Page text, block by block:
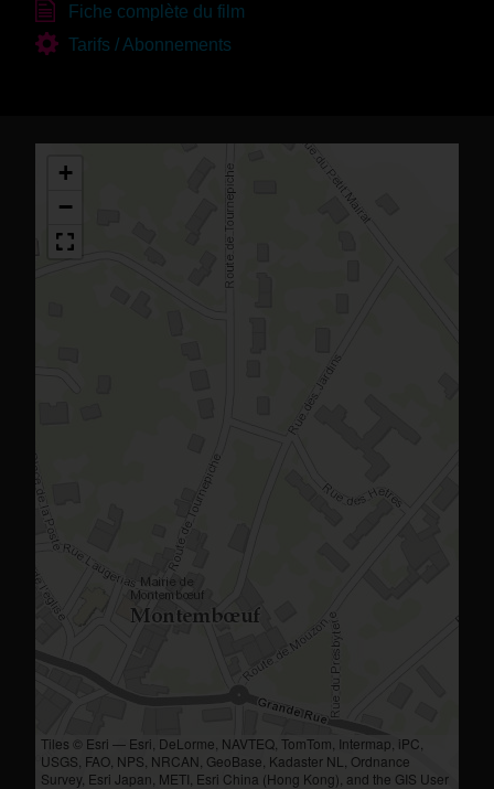
Fiche complète du film
Tarifs / Abonnements
+
−
Tiles © Esri — Esri, DeLorme, NAVTEQ, TomTom, Intermap, iPC,
USGS, FAO, NPS, NRCAN, GeoBase, Kadaster NL, Ordnance
Survey, Esri Japan, METI, Esri China (Hong Kong), and the GIS User